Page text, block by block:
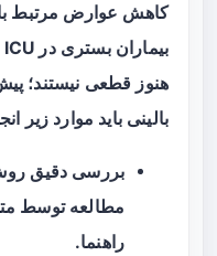
کاهش عوارض مرتبط با
هنوز قطعی نیستند؛
بالینی باید موارد زیر
بررسی دقیق
مطالعه توسط
راهنما.